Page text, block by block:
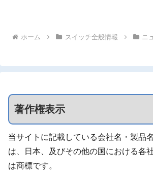
ホーム スイッチ全般情報 ニ
著作権表示
当サイトに記載している会社名・製品
は、日本、及びその他の国における各
は商標です。